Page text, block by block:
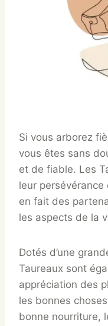
Si vous arborez
vous êtes sans
et de fiable. Les
leur
en fait des
les aspects de la
Dotés d’une
Taureaux sont
appréciation des
les bonnes
bonne nourriture,